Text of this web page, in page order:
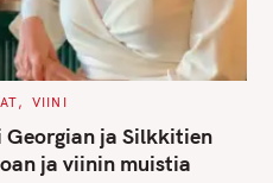
VIINI
Georgian ja Silkkitien
ja viinin muistia